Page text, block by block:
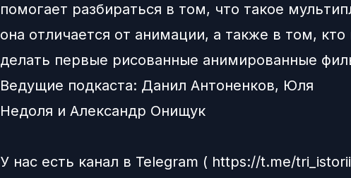
помогает разбираться в том, что такое
она отличается от анимации, а также в том, кто
делать первые рисованные анимированные
Ведущие подкаста: Данил Антоненков, Юля
Недоля и Александр Онищук
У нас есть канал в Telegram ( https://t.me/tri_istorii